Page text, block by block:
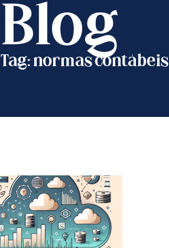
Blog
Tag: normas contábeis